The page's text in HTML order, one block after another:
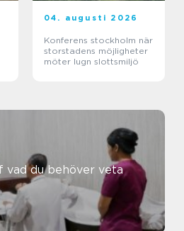
04. augusti 2026
Konferens stockholm när
storstadens möjligheter
möter lugn slottsmiljö
Ultraljud inför ivf vad du behöver veta